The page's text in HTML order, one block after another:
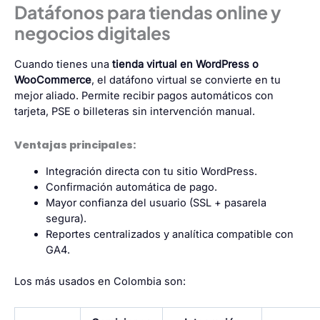
Datáfonos para tiendas online y
negocios digitales
Cuando tienes una tienda virtual en WordPress o
WooCommerce, el datáfono virtual se convierte en tu
mejor aliado. Permite recibir pagos automáticos con
tarjeta, PSE o billeteras sin intervención manual.
Ventajas principales:
Integración directa con tu sitio WordPress.
Confirmación automática de pago.
Mayor confianza del usuario (SSL + pasarela
segura).
Reportes centralizados y analítica compatible con
GA4.
Los más usados en Colombia son: